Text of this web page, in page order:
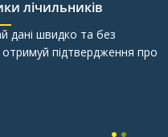
лічильників
дані швидко та без
підтвердження про